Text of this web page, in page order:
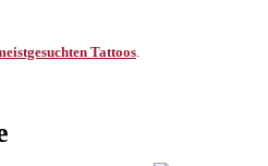
Tattoos.